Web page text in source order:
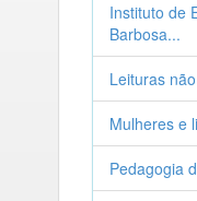
Instituto de
Barbosa...
Leituras
Mulheres e
Pedagogia